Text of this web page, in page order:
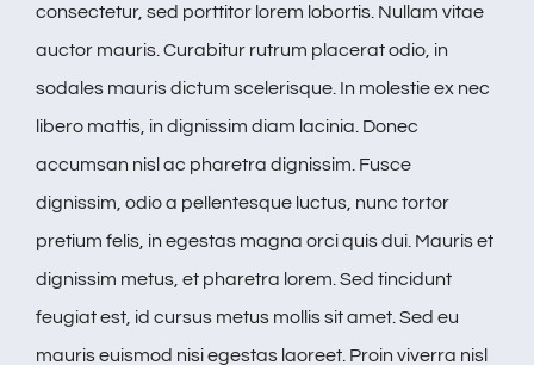
consectetur, sed porttitor lorem lobortis. Nullam vitae
auctor mauris. Curabitur rutrum placerat odio, in
sodales mauris dictum scelerisque. In molestie ex nec
libero mattis, in dignissim diam lacinia. Donec
accumsan nisl ac pharetra dignissim. Fusce
dignissim, odio a pellentesque luctus, nunc tortor
pretium felis, in egestas magna orci quis dui. Mauris et
dignissim metus, et pharetra lorem. Sed tincidunt
feugiat est, id cursus metus mollis sit amet. Sed eu
mauris euismod nisi egestas laoreet. Proin viverra nisl